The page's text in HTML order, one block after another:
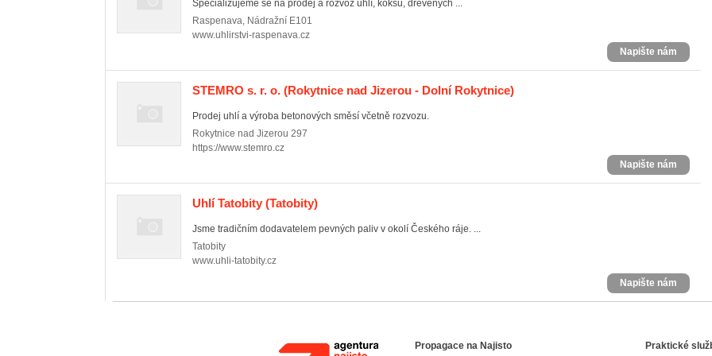
Specializujeme se na prodej a rozvoz uhlí, koksu, dřevěných ...
Raspenava, Nádražní E101
www.uhlirstvi-raspenava.cz
Napište nám
STEMRO s. r. o. (Rokytnice nad Jizerou - Dolní Rokytnice)
Prodej uhlí a výroba betonových směsí včetně rozvozu.
Rokytnice nad Jizerou 297
https://www.stemro.cz
Napište nám
Uhlí Tatobity (Tatobity)
Jsme tradičním dodavatelem pevných paliv v okolí Českého ráje. ...
Tatobity
www.uhli-tatobity.cz
Napište nám
Agentura NajistoPropagace na Najisto Praktické